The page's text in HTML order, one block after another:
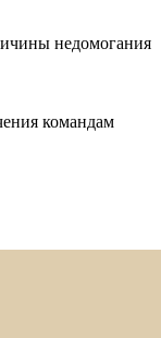
недомогания
командам